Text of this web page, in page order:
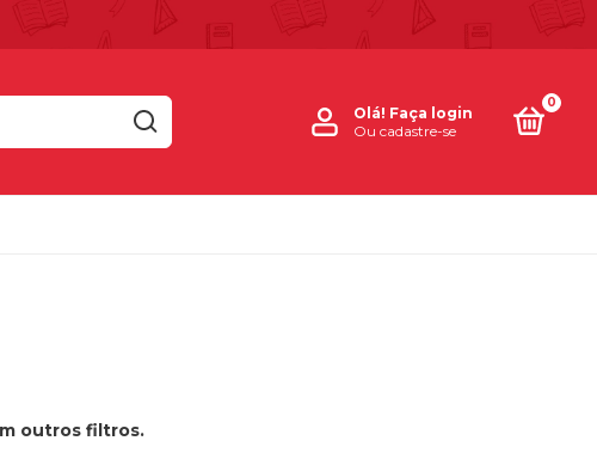
Olá! Faça login
Ou cadastre-se
0
outros filtros.